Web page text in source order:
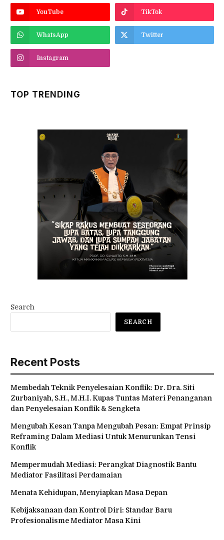
YouTube TikTok
WhatsApp Twitter
Instagram
TOP TRENDING
Search
SEARCH
Recent Posts
Membedah Teknik Penyelesaian Konflik: Dr. Dra. Siti
Zurbaniyah, S.H., M.H.I. Kupas Tuntas Materi Penanganan
dan Penyelesaian Konflik & Sengketa
Mengubah Kesan Tanpa Mengubah Pesan: Empat Prinsip
Reframing Dalam Mediasi Untuk Menurunkan Tensi
Konflik
Mempermudah Mediasi: Perangkat Diagnostik Bantu
Mediator Fasilitasi Perdamaian
Menata Kehidupan, Menyiapkan Masa Depan
Kebijaksanaan dan Kontrol Diri: Standar Baru
Profesionalisme Mediator Masa Kini